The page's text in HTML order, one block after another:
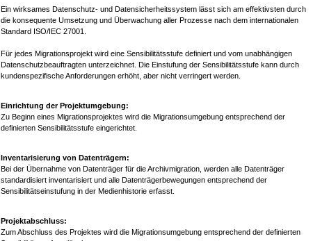
Ein wirksames Datenschutz- und Datensicherheitssystem lässt sich am effektivsten durch
die konsequente Umsetzung und Überwachung aller Prozesse nach dem internationalen
Standard ISO/IEC 27001.
Für jedes Migrationsprojekt wird eine Sensibilitätsstufe definiert und vom unabhängigen
Datenschutzbeauftragten unterzeichnet. Die Einstufung der Sensibilitätsstufe kann durch
kundenspezifische Anforderungen erhöht, aber nicht verringert werden.
Einrichtung der Projektumgebung:
Zu Beginn eines Migrationsprojektes wird die Migrationsumgebung entsprechend der
definierten Sensibilitätsstufe eingerichtet.
Inventarisierung von Datenträgern:
Bei der Übernahme von Datenträger für die Archivmigration, werden alle Datenträger
standardisiert inventarisiert und alle Datenträgerbewegungen entsprechend der
Sensibilitätseinstufung in der Medienhistorie erfasst.
Projektabschluss:
Zum Abschluss des Projektes wird die Migrationsumgebung entsprechend der definierten